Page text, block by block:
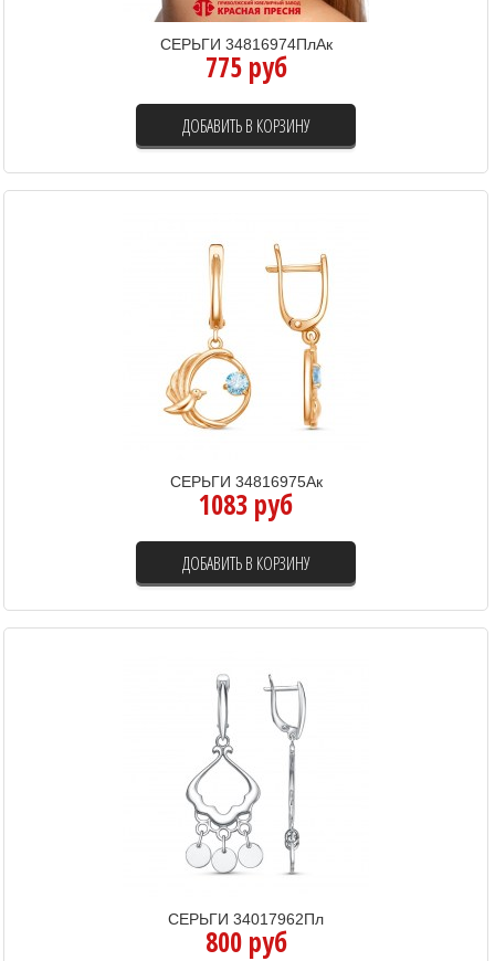
СЕРЬГИ 34816974ПлАк
775 руб
ДОБАВИТЬ В КОРЗИНУ
СЕРЬГИ 34816975Ак
1083 руб
ДОБАВИТЬ В КОРЗИНУ
СЕРЬГИ 34017962Пл
800 руб